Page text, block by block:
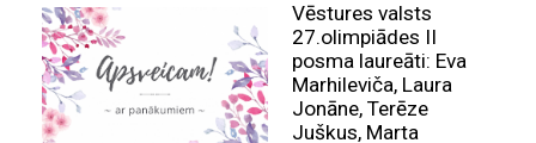
Vēstures valsts
27.olimpiādes II
posma laureāti: Eva
Marhileviča, Laura
Jonāne, Terēze
Juškus, Marta